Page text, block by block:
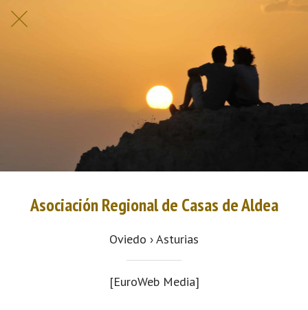
Asociación Regional de Casas de Aldea
Oviedo › Asturias
[EuroWeb Media]